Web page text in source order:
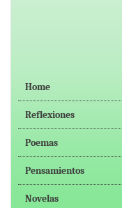
Home
Reflexiones
Poemas
Pensamientos
Novelas